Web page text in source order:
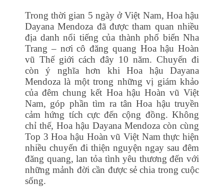
Trong thời gian 5 ngày ở Việt Nam, Hoa hậu
Dayana Mendoza đã được tham quan nhiều
địa danh nổi tiếng của thành phố biển Nha
Trang – nơi cô đăng quang Hoa hậu Hoàn
vũ Thế giới cách đây 10 năm. Chuyến đi
còn ý nghĩa hơn khi Hoa hậu Dayana
Mendoza là một trong những vị giám khảo
của đêm chung kết Hoa hậu Hoàn vũ Việt
Nam, góp phần tìm ra tân Hoa hậu truyền
cảm hứng tích cực đến cộng đồng. Không
chỉ thế, Hoa hậu Dayana Mendoza còn cùng
Top 3 Hoa hậu Hoàn vũ Việt Nam thực hiện
nhiều chuyến đi thiện nguyện ngay sau đêm
đăng quang, lan tỏa tình yêu thương đến với
những mảnh đời cần được sẻ chia trong cuộc
sống.